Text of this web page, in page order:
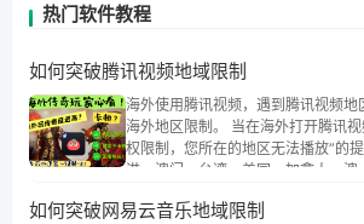
热门软件教程
如何突破腾讯视频地域限制
海外使用腾讯视频，遇到腾讯视频地
海外地区限制。 当在海外打开腾讯视频，却突然弹出“由于版
权限制，您所在的地区无法播放”的提示语。 海外
港、澳门、台湾、美国、加拿大、澳
权限制问题，且仅能在中国大陆地区播放。 遇到这
如何突破网易云音乐地域限制